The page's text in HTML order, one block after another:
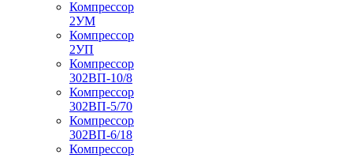
Компрессор
2УМ
Компрессор
2УП
Компрессор
302ВП-10/8
Компрессор
302ВП-5/70
Компрессор
302ВП-6/18
Компрессор